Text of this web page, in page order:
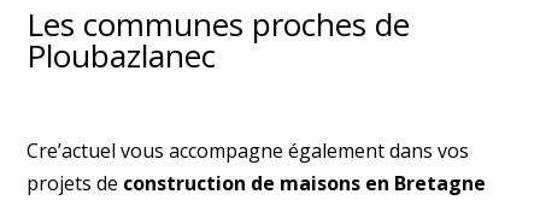
Les communes proches de
Ploubazlanec
Cre’actuel vous accompagne également dans vos
projets de construction de maisons en Bretagne